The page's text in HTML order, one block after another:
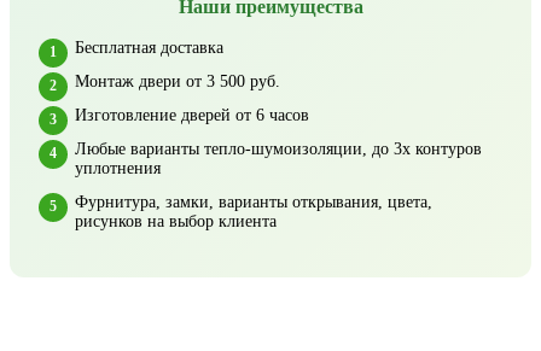
Наши преимущества
Бесплатная доставка
Монтаж двери от 3 500 руб.
Изготовление дверей от 6 часов
Любые варианты тепло-шумоизоляции, до 3х контуров
уплотнения
Фурнитура, замки, варианты открывания, цвета,
рисунков на выбор клиента